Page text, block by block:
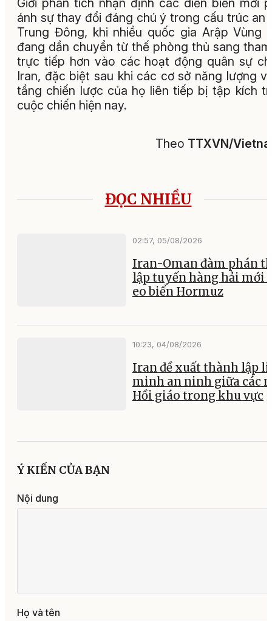
ánh sự thay đổi đáng chú ý trong cấu trúc an
Trung Đông, khi nhiều quốc gia Arập Vùng
đang dần chuyển từ thế phòng thủ sang
trực tiếp hơn vào các hoạt động quân sự
Iran, đặc biệt sau khi các cơ sở năng lượng
tầng chiến lược của họ liên tiếp bị tập kích
cuộc chiến hiện nay.
Theo TTXVN/
ĐỌC NHIỀU
02:57, 05/08/2026
Iran-Oman đàm phán
lập tuyến hàng hải mới
eo biển Hormuz
10:23, 04/08/2026
Iran đề xuất thành lập
minh an ninh giữa các
Hồi giáo trong khu vực
Ý KIẾN CỦA BẠN
Nội dung
Họ và tên